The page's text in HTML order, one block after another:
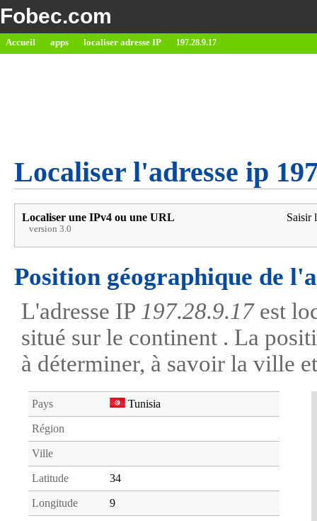
Fobec.com
Accueil apps localiser adresse IP 197.28.9.17
Localiser l'adresse ip
Localiser une IPv4 ou une URL
version 3.0
Saisir
Position géographique de
L'adresse IP 197.28.9.17est
situé sur le continent . La
à déterminer, à savoir la ville
Pays Tunisia
Région
Ville
Latitude 34
Longitude 9